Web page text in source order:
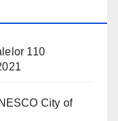
110
City of